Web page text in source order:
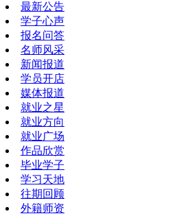
最新公告
学子心声
报名问答
名师风采
新闻报道
学员开店
媒体报道
就业之星
就业方向
就业广场
作品欣赏
毕业学子
学习天地
往期回顾
外籍师资